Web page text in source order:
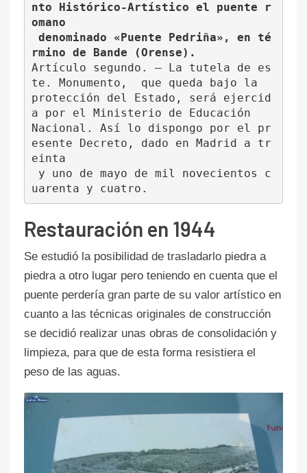
nto Histórico-Artístico el puente r
omano
rmino de Bande (Orense).
Artículo segundo. — La tutela de es
te. Monumento,  que queda bajo la
protección del Estado, será ejercid
a por el Ministerio de Educación
Nacional. Así lo dispongo por el pr
esente Decreto, dado en Madrid a tr
einta
uarenta y cuatro.
Restauración en 1944
Se estudió la posibilidad de trasladarlo piedra a
piedra a otro lugar pero teniendo en cuenta que el
puente perdería gran parte de su valor artístico en
cuanto a las técnicas originales de construcción
se decidió realizar unas obras de consolidación y
limpieza, para que de esta forma resistiera el
peso de las aguas.